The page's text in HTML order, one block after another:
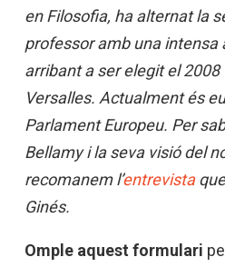
en Filosofia, ha alternat la
professor amb una intensa
arribant a ser elegit el
Versalles. Actualment és
Parlament Europeu. Per
Bellamy i la seva visió del
recomanem l’entrevista
Ginés.
Omple aquest formulari